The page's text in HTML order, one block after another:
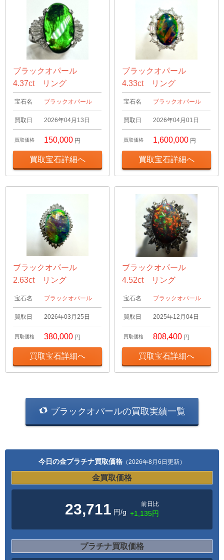
ブラックオパール
4.37ct リング
宝石名 ブラックオパール
買取日 2026年04月13日
買取価格 150,000 円
買取宝石詳細へ
ブラックオパール
4.33ct リング
宝石名 ブラックオパール
買取日 2026年04月01日
買取価格 1,600,000 円
買取宝石詳細へ
ブラックオパール
2.63ct リング
宝石名 ブラックオパール
買取日 2026年03月25日
買取価格 380,000 円
買取宝石詳細へ
ブラックオパール
4.52ct リング
宝石名 ブラックオパール
買取日 2025年12月04日
買取価格 808,400 円
買取宝石詳細へ
ブラックオパールの買取実績一覧
今日の金プラチナ買取価格 （2026年8月6日更新）
金買取価格
23,711 円/g
前日比
+1,135円
プラチナ買取価格